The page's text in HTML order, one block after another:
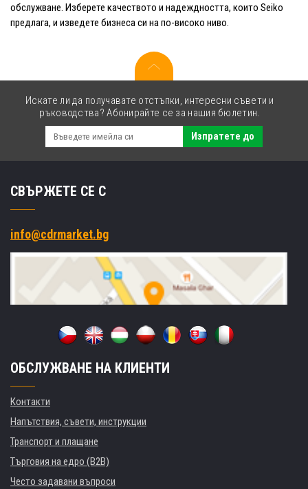
обслужване. Изберете качеството и надеждността, които Seiko
предлага, и изведете бизнеса си на по-високо ниво.
Искате ли да получавате отстъпки, интересни съвети и
ръководства? Абонирайте се за нашия бюлетин.
Изпратете до
СВЪРЖЕТЕ СЕ С
info@cdrmarket.bg
ОБСЛУЖВАНЕ НА КЛИЕНТИ
Контакти
Напътствия, съвети, инструкции
Транспорт и плащане
Търговия на едро (B2B)
Често задавани въпроси